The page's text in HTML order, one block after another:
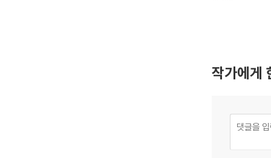
작가에게